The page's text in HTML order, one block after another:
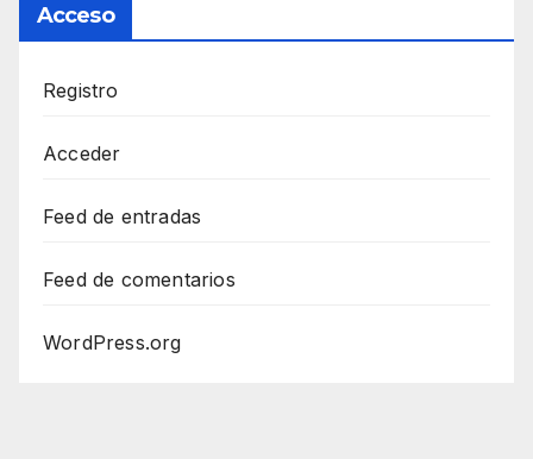
Acceso
Registro
Acceder
Feed de entradas
Feed de comentarios
WordPress.org